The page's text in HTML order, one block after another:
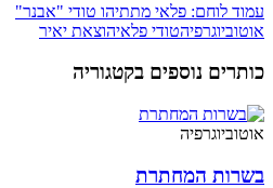
עמוד לוחם: פלאי מתתיהו טודי "אבנר"
אוטוביוגרפיהטודי פלאיהוצאת יאיר
כותרים נוספים בקטגוריה
אוטוביוגרפיה
בשרות המחתרת